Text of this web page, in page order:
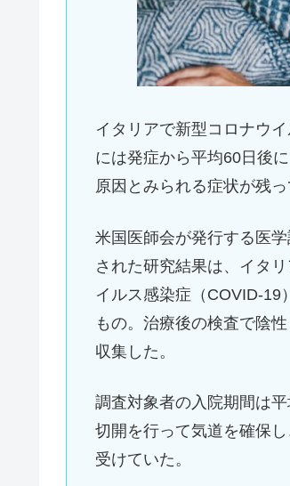
イタリアで新型コロナウ
には発症から平均60日後
原因とみられる症状が残
米国医師会が発行する医
された研究結果は、イタ
イルス感染症（COVID-19
もの。治療後の検査で陰
収集した。
調査対象者の入院期間は
切開を行って気道を確保
受けていた。